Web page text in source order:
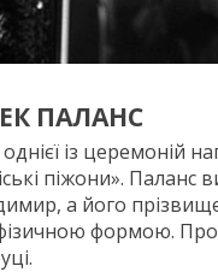
ПАЛАНС
із церемоній
піжони».
а його
формою.